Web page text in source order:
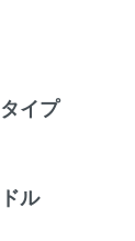
イプ
ル